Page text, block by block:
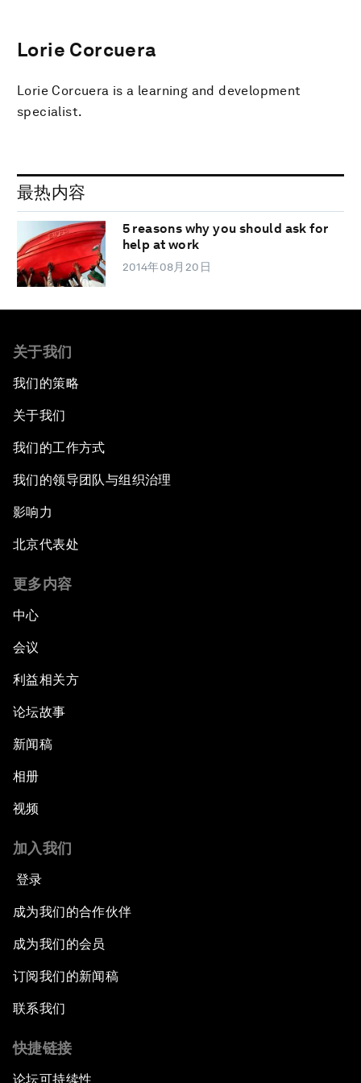
Lorie Corcuera
Lorie Corcuera is a learning and development
specialist.
最热内容
5 reasons why you should ask for
help at work
2014年08月20日
关于我们
我们的策略
关于我们
我们的工作方式
我们的领导团队与组织治理
影响力
北京代表处
更多内容
中心
会议
利益相关方
论坛故事
新闻稿
相册
视频
加入我们
登录
成为我们的合作伙伴
成为我们的会员
订阅我们的新闻稿
联系我们
快捷链接
论坛可持续性